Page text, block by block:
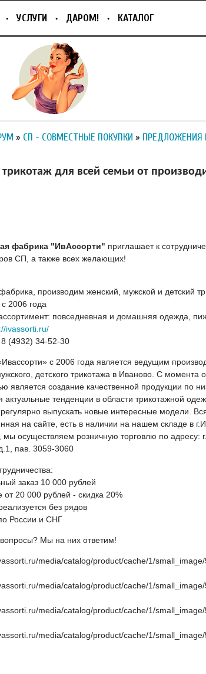
УСЛУГИ ДАРОМ! КАТАЛОГ
» СП - СОВМЕСТНЫЕ ПОКУПКИ » ПРЕДЛОЖЕНИЯ
для всей семьи от
фабрика "ИвАссорти" приглашает к
СП, а также всех желающих!
производим женский, мужской и детский
2006 года
повседневная и домашняя одежда,
ivassorti.ru/
(4932) 34-52-30
с 2006 года является ведущим
детского трикотажа в Иваново. С момента
является создание качественной продукции по
актуальные тенденции в области трикотажной
выпускать новые интересные модели.
на сайте, есть в наличии на нашем складе в
мы осуществляем розничную торговлю по адресу:
пав. 3059-3060
заказ 10 000 рублей
от 20 000 рублей - скидка 20%
без рядов
России и СНГ
Мы на них ответим!
media/catalog/product/cache/1/
media/catalog/product/cache/1/
media/catalog/product/cache/1/
media/catalog/product/cache/1/